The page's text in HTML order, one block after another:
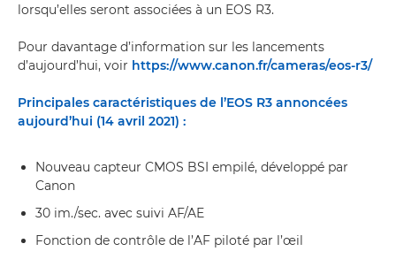
lorsqu’elles seront associées à un EOS R3.
Pour davantage d’information sur les lancements
d’aujourd’hui, voir https://www.canon.fr/cameras/eos-r3/
Principales caractéristiques de l’EOS R3 annoncées
aujourd’hui (14 avril 2021) :
Nouveau capteur CMOS BSI empilé, développé par
Canon
30 im./sec. avec suivi AF/AE
Fonction de contrôle de l’AF piloté par l’œil